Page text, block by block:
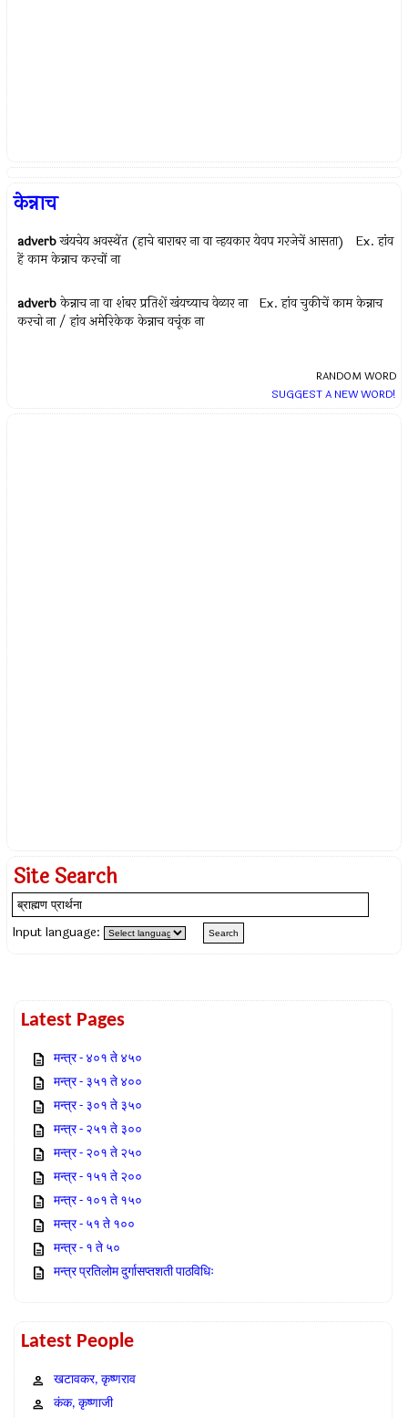
केन्नाच
adverb खंयचेय अवस्थेंत (हाचे बाराबर ना वा न्हयकार येवप गरजेचें आसता) Ex.हांव
हें काम केन्नाच करचों ना
adverb केन्नाच ना वा शंबर प्रतिशें खंयच्याच वेळार ना Ex.हांव चुकीचें काम केन्नाच
करचो ना / हांव अमेरिकेक केन्नाच वचूंक ना
RANDOM WORD
SUGGEST A NEW WORD!
Site Search
Input language:
Latest Pages
मन्त्र - ४०१ ते ४५०
मन्त्र - ३५१ ते ४००
मन्त्र - ३०१ ते ३५०
मन्त्र - २५१ ते ३००
मन्त्र - २०१ ते २५०
मन्त्र - १५१ ते २००
मन्त्र - १०१ ते १५०
मन्त्र - ५१ ते १००
मन्त्र - १ ते ५०
मन्त्र प्रतिलोम दुर्गासप्तशती पाठविधिः
Latest People
खटावकर, कृष्णराव
कंक, कृष्णाजी